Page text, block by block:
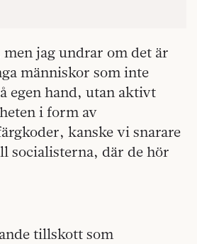
men jag undrar om det är
människor som inte
egen hand, utan aktivt
i form av
kanske vi snarare
socialisterna, där de hör
tillskott som